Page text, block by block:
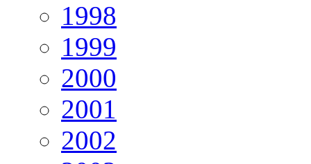
1998
1999
2000
2001
2002